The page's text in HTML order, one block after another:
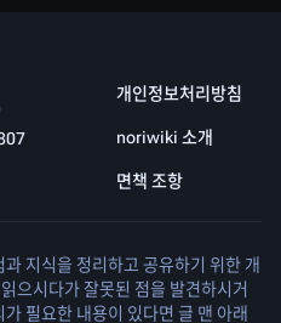
개인정보처리방침
noriwiki 소개
면책 조항
지식을 정리하고 공유하기 위한 개
으시다가 잘못된 점을 발견하시거
필요한 내용이 있다면 글 맨 아래